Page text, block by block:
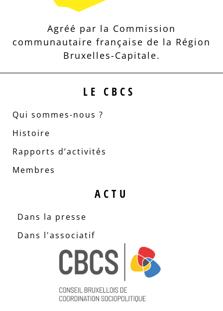
Agréé par la Commission
communautaire française de la Région
Bruxelles-Capitale.
LE CBCS
Qui sommes-nous ?
Histoire
Rapports d’activités
Membres
ACTU
Dans la presse
Dans l'associatif